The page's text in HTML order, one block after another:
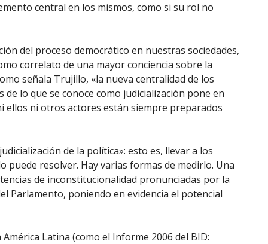
central en los mismos, como si su rol no
del proceso democrático en nuestras sociedades,
correlato de una mayor conciencia sobre la
señala Trujillo, «la nueva centralidad de los
lo que se conoce como judicialización­ pone en
ellos ni otros actores están siempre preparados
de la política»: esto es, llevar a los
resolver. Hay varias formas de medirlo. Una
de inconstitucionalidad pronunciadas por la
Parlamento, poniendo en evidencia el potencial
Latina (como el Informe 2006 del BID: